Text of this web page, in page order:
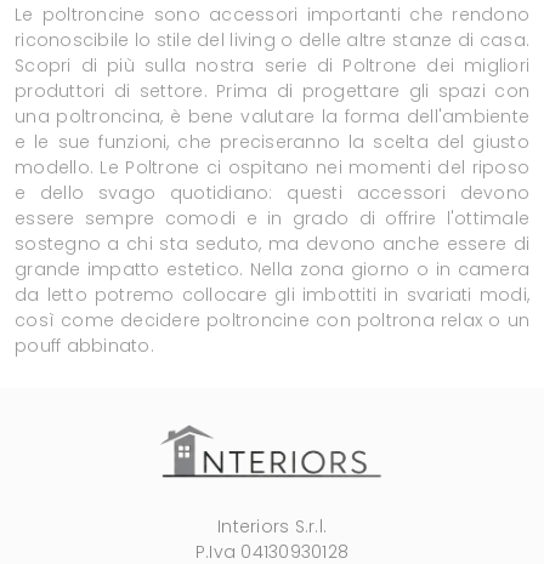
Le poltroncine sono accessori importanti che rendono
riconoscibile lo stile del living o delle altre stanze di casa.
Scopri di più sulla nostra serie di Poltrone dei migliori
produttori di settore. Prima di progettare gli spazi con
una poltroncina, è bene valutare la forma dell'ambiente
e le sue funzioni, che preciseranno la scelta del giusto
modello. Le Poltrone ci ospitano nei momenti del riposo
e dello svago quotidiano: questi accessori devono
essere sempre comodi e in grado di offrire l'ottimale
sostegno a chi sta seduto, ma devono anche essere di
grande impatto estetico. Nella zona giorno o in camera
da letto potremo collocare gli imbottiti in svariati modi,
così come decidere poltroncine con poltrona relax o un
pouff abbinato.
Interiors S.r.l.
P.Iva 04130930128